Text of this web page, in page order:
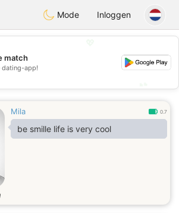
Suissi
Mode Inloggen
💕
match
dating-app!
Mila 0.7
be smille life is very cool